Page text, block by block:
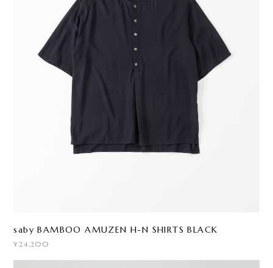
saby BAMBOO AMUZEN H-N SHIRTS BLACK
¥24,200